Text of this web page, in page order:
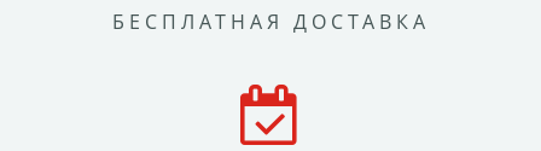
БЕСПЛАТНАЯ ДОСТАВКА